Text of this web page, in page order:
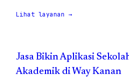
Lihat layanan →
Jasa Bikin Aplikasi
Akademik di Way Kanan